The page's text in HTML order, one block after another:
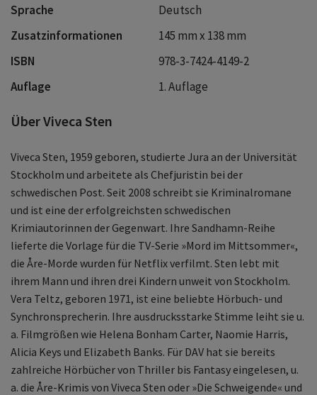
Sprache
Deutsch
Zusatzinformationen
145 mm x 138 mm
ISBN
978-3-7424-4149-2
Auflage
1. Auflage
Über Viveca Sten
Viveca Sten, 1959 geboren, studierte Jura an der Universität
Stockholm und arbeitete als Chefjuristin bei der
schwedischen Post. Seit 2008 schreibt sie Kriminalromane
und ist eine der erfolgreichsten schwedischen
Krimiautorinnen der Gegenwart. Ihre Sandhamn-Reihe
lieferte die Vorlage für die TV-Serie »Mord im Mittsommer«,
die Åre-Morde wurden für Netflix verfilmt. Sten lebt mit
ihrem Mann und ihren drei Kindern unweit von Stockholm.
Vera Teltz, geboren 1971, ist eine beliebte Hörbuch- und
Synchronsprecherin. Ihre ausdrucksstarke Stimme leiht sie u.
a. Filmgrößen wie Helena Bonham Carter, Naomie Harris,
Alicia Keys und Elizabeth Banks. Für DAV hat sie bereits
zahlreiche Hörbücher von Thriller bis Fantasy eingelesen, u.
a. die Åre-Krimis von Viveca Sten oder »Die Schweigende« und